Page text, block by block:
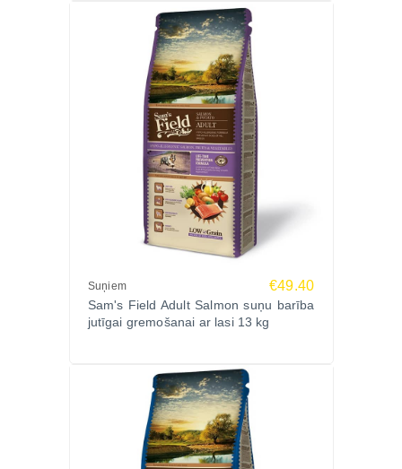
Uzturvielu piedevas (uz 1 kg)
A vitamīns 20 000 SV, D3 vitamīns 1900 SV, E
vitamīns 500 mg, B1 4,5 mg, B2 6 mg, B6 5 mg, B12
0,05 mg, niacīns 26 mg, pantotēnskābe 13 mg,
biotīns 0,78 mg, folijskābe 0,65 mg, holīna hlorīds
780 mg, cinks 107 mg, varš 18 mg, jods 0,84 mg,
Metabolizējamā enerģētiskā vērtība
super premium mājdzīvnieku barības segmentā, kas
apvieno dabiskas sastāvdaļas ar mūsdienīgu
Katrs produkts tiek veidots, lai sniegtu maksimālu
barības vielu uzsūkšanos, optimālu enerģijas bilanci
un ilgtermiņa veselības atbalstu lielo šķirņu suņiem.
Ko saka saimnieki?
Andris, Liepāja: “Mans rotveilers ir lieliskā formā –
Suņiem €49.40
Sam's Field Adult Salmon suņu barība
jutīgai gremošanai ar lasi 13 kg